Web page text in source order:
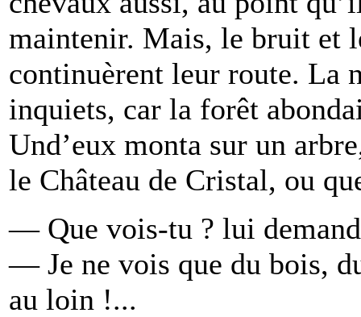
maintenir. Mais, le bruit et
continuèrent leur route. La
inquiets, car la forêt
Und’eux monta sur un
le Château de Cristal, ou
— Que vois-tu ? lui
— Je ne vois que du bois,
au loin !...